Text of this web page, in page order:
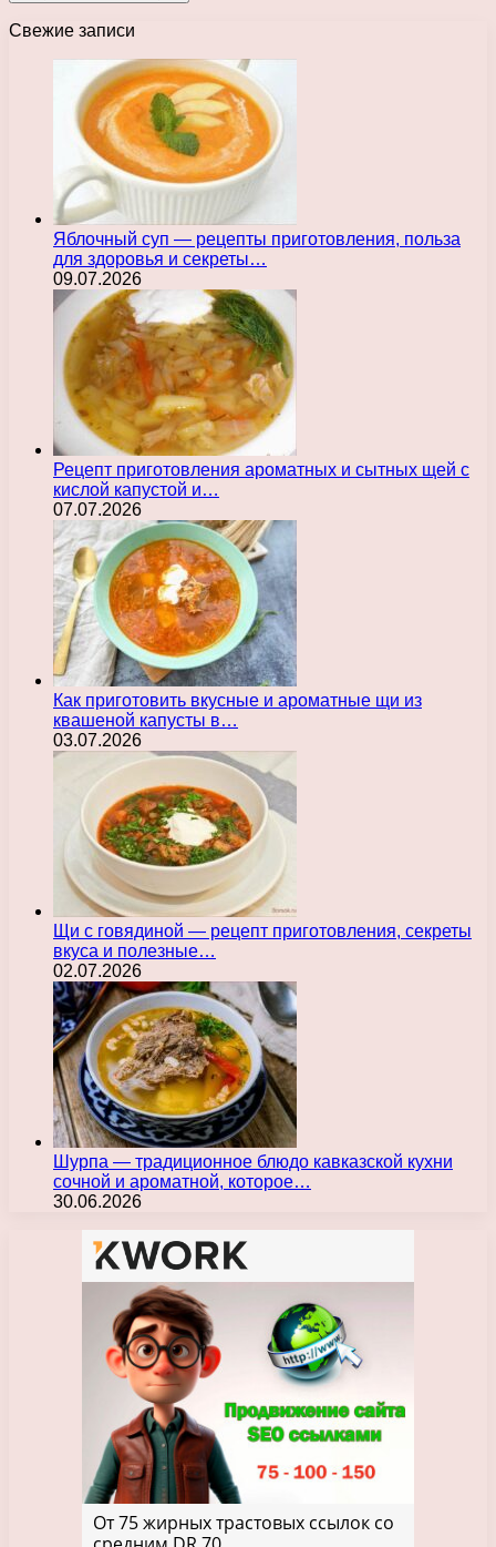
Свежие записи
Яблочный суп — рецепты приготовления, польза
для здоровья и секреты…
09.07.2026
Рецепт приготовления ароматных и сытных щей с
кислой капустой и…
07.07.2026
Как приготовить вкусные и ароматные щи из
квашеной капусты в…
03.07.2026
Щи с говядиной — рецепт приготовления, секреты
вкуса и полезные…
02.07.2026
Шурпа — традиционное блюдо кавказской кухни
сочной и ароматной, которое…
30.06.2026